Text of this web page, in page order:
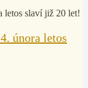
února letos